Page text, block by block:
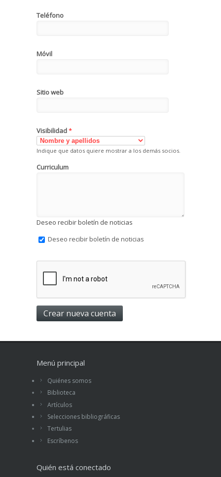
Teléfono
Móvil
Sitio web
Visibilidad*
Indique que datos quiere mostrar a los demás socios.
Curriculum
Deseo recibir boletín de noticias
Deseo recibir boletín de noticias
Menú principal
Quiénes somos
Biblioteca
Artículos
Selecciones bibliográficas
Tertulias
Escríbenos
Quién está conectado